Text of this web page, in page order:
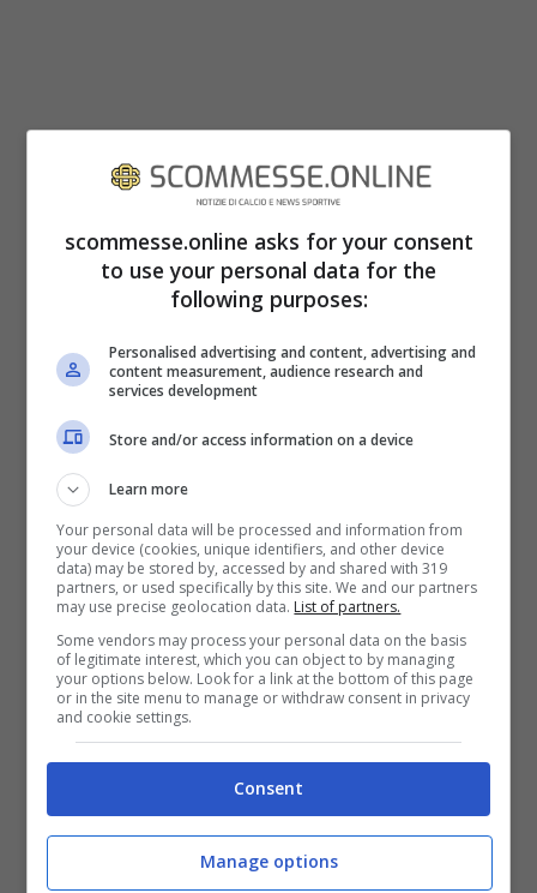
Il primo colpo è stato Kostas Manolas,
difensore ex Roma e dalle indubbie qualità.
34 sono i milioni sborsati sa ADL per
strapparlo alla Roma; nella trattativa, però,
è rientrata la cessione di Diawara. Il
prossimo potrebbe chiamarsi James
Rodriguez, ma qui la trattativa è più
complessa. Per adesso, domanda ed offerta
sono lontane (42 milioni la richiesta, metà
cifra è l’offerta del Napoli). Ma l’ottimismo è
palese: De Laurentis è convintissimo di
riuscire a convincere Florentino Perez,
grazie alla mediazione di Cristiano Giuntoli.
Infine, negli ultimi giorni l’interessamento
del Napoli per Mauro Icardi sta assumendo
connotati sempre più chiari. Ancelotti lo
vuole assolutamente, De Laurentis
scommesse.online asks for your consent
to use your personal data for the
following purposes:
Personalised advertising and content, advertising and
content measurement, audience research and
services development
Store and/or access information on a device
Learn more
Your personal data will be processed and information from
your device (cookies, unique identifiers, and other device
data) may be stored by, accessed by and shared with 319
partners, or used specifically by this site. We and our partners
may use precise geolocation data. List of partners.
Some vendors may process your personal data on the basis
of legitimate interest, which you can object to by managing
your options below. Look for a link at the bottom of this page
or in the site menu to manage or withdraw consent in privacy
and cookie settings.
Consent
Manage options